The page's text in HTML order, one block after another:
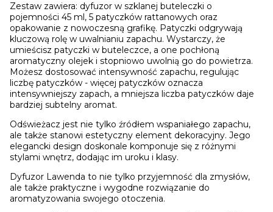
Zestaw zawiera: dyfuzor w szklanej buteleczki o
pojemności 45 ml, 5 patyczków rattanowych oraz
opakowanie z nowoczesną grafikę. Patyczki odgrywają
kluczową rolę w uwalnianiu zapachu. Wystarczy, że
umieścisz patyczki w buteleczce, a one pochłoną
aromatyczny olejek i stopniowo uwolnią go do powietrza.
Możesz dostosować intensywność zapachu, regulując
liczbę patyczków - więcej patyczków oznacza
intensywniejszy zapach, a mniejsza liczba patyczków daje
bardziej subtelny aromat.
Odświeżacz jest nie tylko źródłem wspaniałego zapachu,
ale także stanowi estetyczny element dekoracyjny. Jego
elegancki design doskonale komponuje się z różnymi
stylami wnętrz, dodając im uroku i klasy.
Dyfuzor Lawenda to nie tylko przyjemność dla zmysłów,
ale także praktyczne i wygodne rozwiązanie do
aromatyzowania swojego otoczenia.